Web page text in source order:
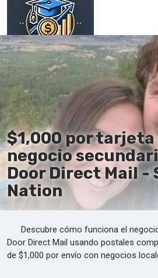
Principal
En
Es
Ru
$1,000 por
negocio
Door Direct Mail -
Nation
Descubre cómo funciona el
Door Direct Mail usando postales
de $1,000 por envío con negocios